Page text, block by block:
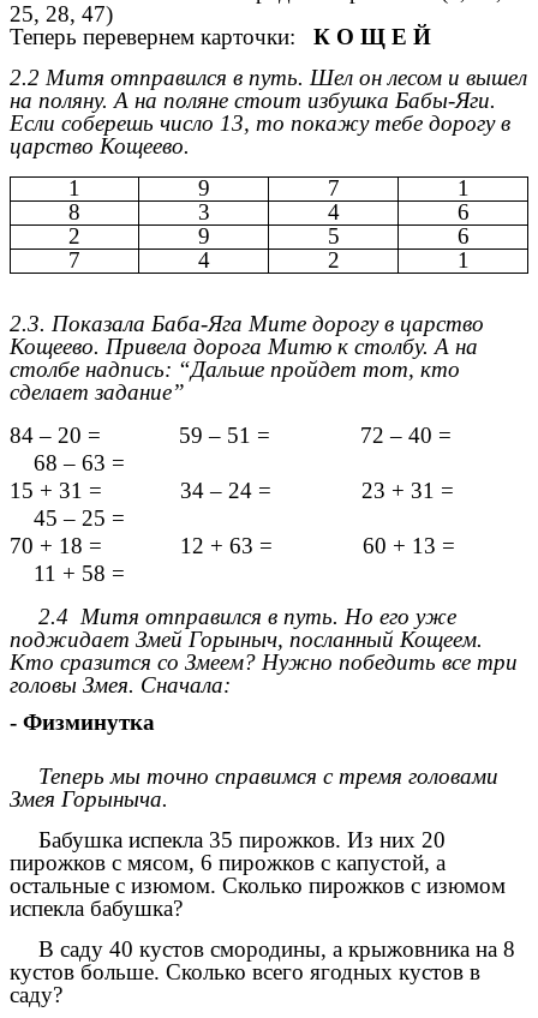
25, 28, 47)
Теперь перевернем карточки: К О Щ Е Й
2.2 Митя отправился в путь. Шел он лесом и вышел
на поляну. А на поляне стоит избушка Бабы-Яги.
Если соберешь число 13, то покажу тебе дорогу в
царство Кощеево.
1
9 7
1
8
3 4
6
2
9 5
6
7
4 2 1
2.3. Показала Баба-Яга Мите дорогу в царство
Кощеево. Привела дорога Митю к столбу. А на
столбе надпись: “Дальше пройдет тот, кто
сделает задание”
84 – 20 = 59 – 51 = 72 – 40 =
68 – 63 =
15 + 31 = 34 – 24 = 23 + 31 =
45 – 25 =
70 + 18 = 12 + 63 = 60 + 13 =
11 + 58 =
2.4 Митя отправился в путь. Но его уже
поджидает Змей Горыныч, посланный Кощеем.
Кто сразится со Змеем? Нужно победить все три
головы Змея. Сначала:
- Физминутка
Теперь мы точно справимся с тремя головами
Змея Горыныча.
Бабушка испекла 35 пирожков. Из них 20
пирожков с мясом, 6 пирожков с капустой, а
остальные с изюмом. Сколько пирожков с изюмом
испекла бабушка?
В саду 40 кустов смородины, а крыжовника на 8
кустов больше. Сколько всего ягодных кустов в
саду?